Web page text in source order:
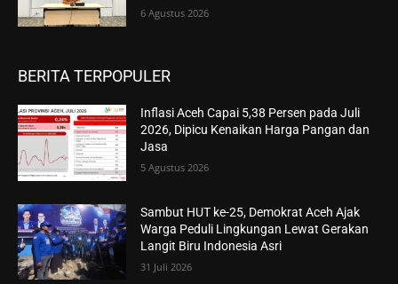
6 Agustus 2026
BERITA TERPOPULER
Inflasi Aceh Capai 5,38 Persen pada Juli
2026, Dipicu Kenaikan Harga Pangan dan
Jasa
5 Agustus 2026
Sambut HUT ke-25, Demokrat Aceh Ajak
Warga Peduli Lingkungan Lewat Gerakan
Langit Biru Indonesia Asri
31 Juli 2026